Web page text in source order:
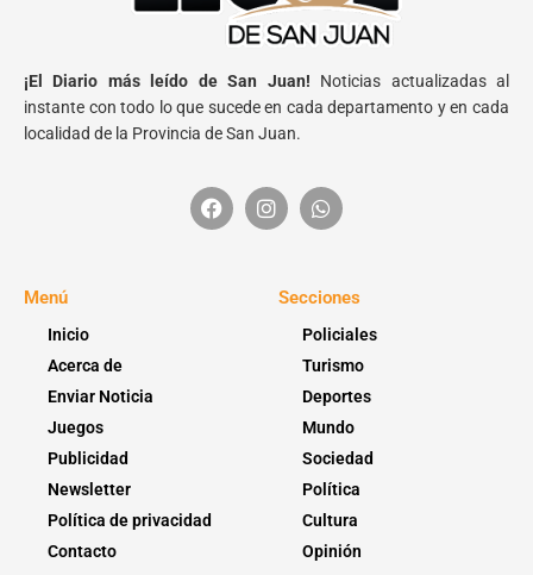
¡El Diario más leído de San Juan! Noticias actualizadas al
instante con todo lo que sucede en cada departamento y en cada
localidad de la Provincia de San Juan.
Menú
Inicio
Acerca de
Enviar Noticia
Juegos
Publicidad
Newsletter
Política de privacidad
Contacto
Secciones
Policiales
Turismo
Deportes
Mundo
Sociedad
Política
Cultura
Opinión